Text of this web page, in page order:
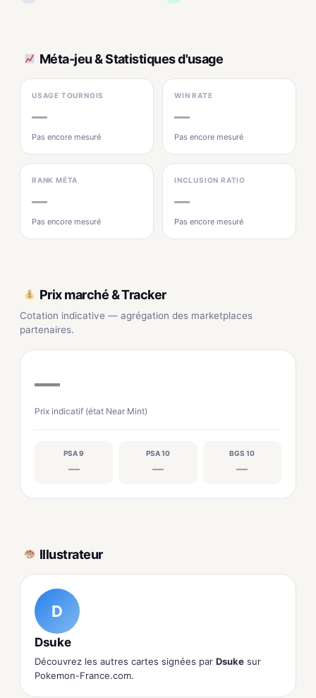
Méta-jeu & Statistiques d'usage
USAGE TOURNOIS
—
Pas encore mesuré
WIN RATE
—
Pas encore mesuré
RANK MÉTA
—
Pas encore mesuré
INCLUSION RATIO
—
Pas encore mesuré
Prix marché & Tracker
Cotation indicative — agrégation des marketplaces
partenaires.
—
Prix indicatif (état Near Mint)
PSA 9
—
PSA 10
—
BGS 10
—
Illustrateur
D
Dsuke
Découvrez les autres cartes signées par Dsuke sur
Pokemon-France.com.